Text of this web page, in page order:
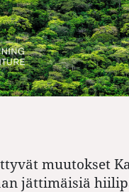
muutokset
jättimäisiä